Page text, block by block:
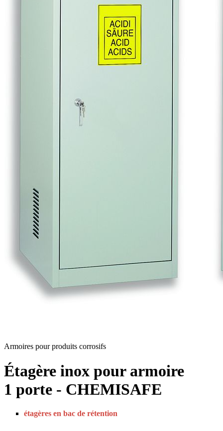
Armoires pour produits corrosifs
Étagère inox pour armoire
1 porte - CHEMISAFE
étagères en bac de rétention